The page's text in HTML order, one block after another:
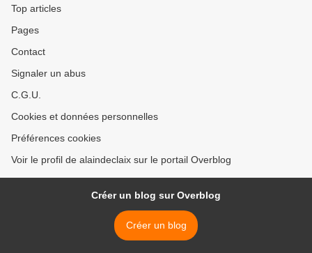
Top articles
Pages
Contact
Signaler un abus
C.G.U.
Cookies et données personnelles
Préférences cookies
Voir le profil de alaindeclaix sur le portail Overblog
Créer un blog sur Overblog
Créer un blog